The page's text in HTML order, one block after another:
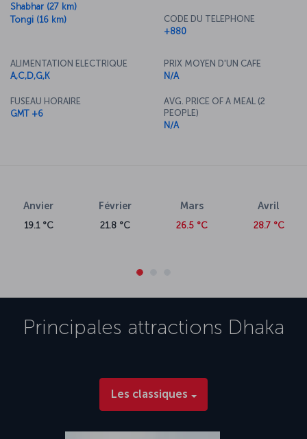
Shabhar (27 km)
Tongi (16 km)
CODE DU TELEPHONE
+880
ALIMENTATION ELECTRIQUE
A,C,D,G,K
FUSEAU HORAIRE
GMT +6
PRIX MOYEN D'UN CAFE
N/A
AVG. PRICE OF A MEAL (2
PEOPLE)
N/A
Anvier
19.1 °C
Février
21.8 °C
Mars
26.5 °C
Avril
28.7 °C
Principales attractions Dhaka
Les classiques